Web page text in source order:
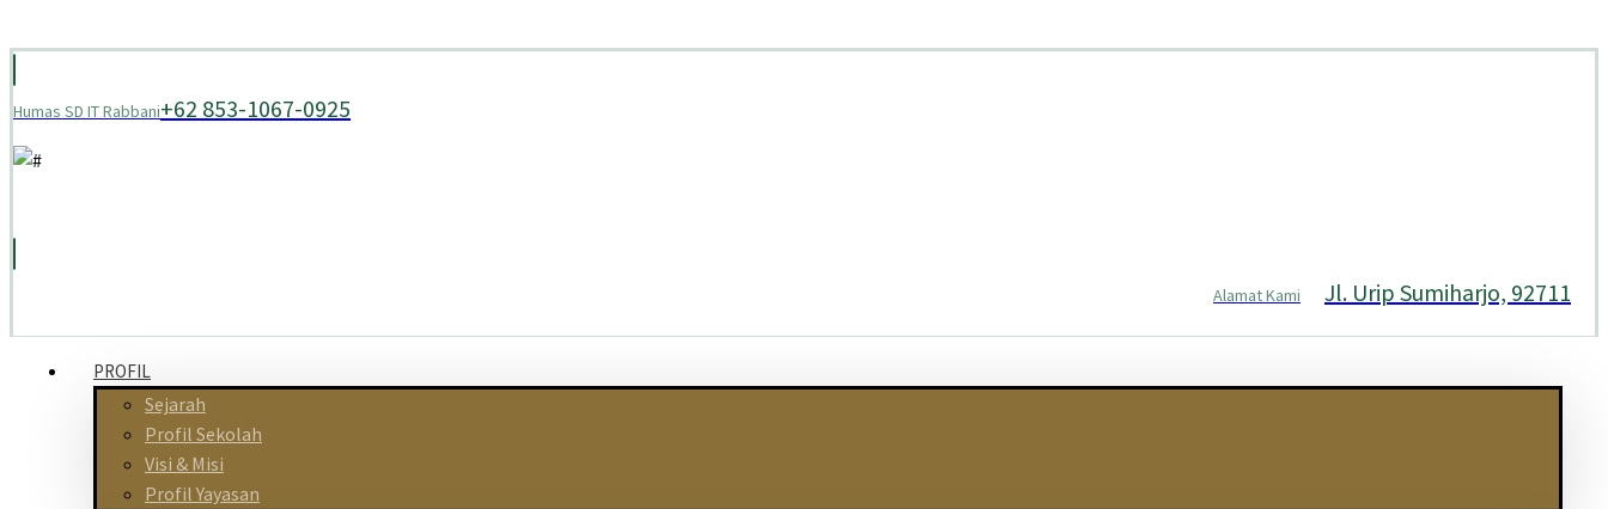
Humas SD IT Rabbani+62 853-1067-0925
Alamat Kami Jl. Urip Sumiharjo, 92711
PROFIL
Sejarah
Profil Sekolah
Visi & Misi
Profil Yayasan